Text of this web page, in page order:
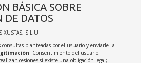
BÁSICA SOBRE
DE DATOS
XUSTAS, S.L.U.
consultas planteadas por el usuario y enviarle la
: Consentimiento del usuario;
cesiones si existe una obligación legal;